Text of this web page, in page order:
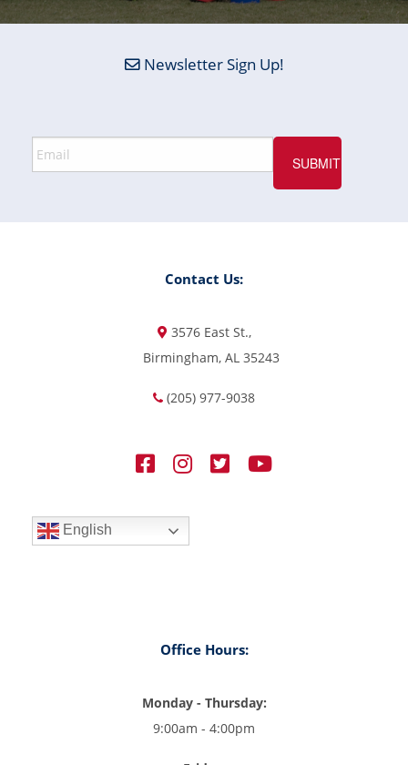
Newsletter Sign Up!
Contact Us:
3576 East St.,
Birmingham, AL 35243
(205) 977-9038
English
Office Hours:
Monday - Thursday:
9:00am - 4:00pm